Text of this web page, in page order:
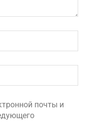
почты и